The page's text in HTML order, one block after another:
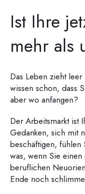
Ist Ihre
mehr als
Das Leben zieht
wissen schon, dass
aber wo anfangen?
Der Arbeitsmarkt ist
Gedanken, sich mit
beschäftigen,
was, wenn Sie
beruflichen
Ende noch